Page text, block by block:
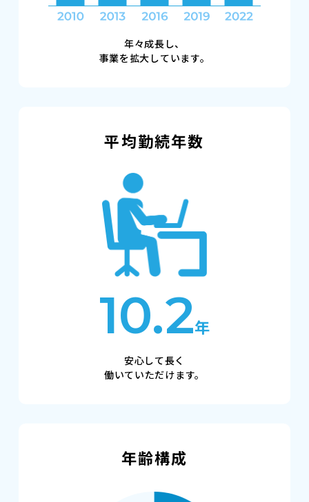
年々成長し、
事業を拡大しています。
平均勤続年数
10.2年
安心して長く
働いていただけます。
年齢構成